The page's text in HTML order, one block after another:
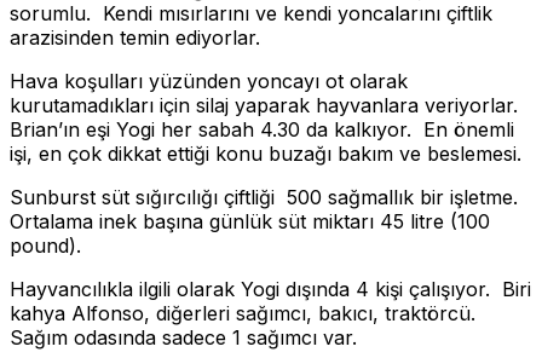
sorumlu. Kendi mısırlarını ve kendi yoncalarını çiftlik
arazisinden temin ediyorlar.
Hava koşulları yüzünden yoncayı ot olarak
kurutamadıkları için silaj yaparak hayvanlara veriyorlar.
Brian’ın eşi Yogi her sabah 4.30 da kalkıyor. En önemli
işi, en çok dikkat ettiği konu buzağı bakım ve beslemesi.
Sunburst süt sığırcılığı çiftliği 500 sağmallık bir işletme.
Ortalama inek başına günlük süt miktarı 45 litre (100
pound).
Hayvancılıkla ilgili olarak Yogi dışında 4 kişi çalışıyor. Biri
kahya Alfonso, diğerleri sağımcı, bakıcı, traktörcü.
Sağım odasında sadece 1 sağımcı var.